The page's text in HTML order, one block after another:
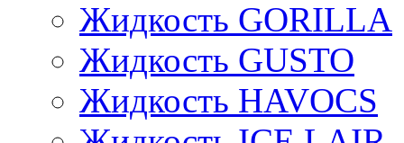
Жидкость GORILLA
Жидкость GUSTO
Жидкость HAVOCS